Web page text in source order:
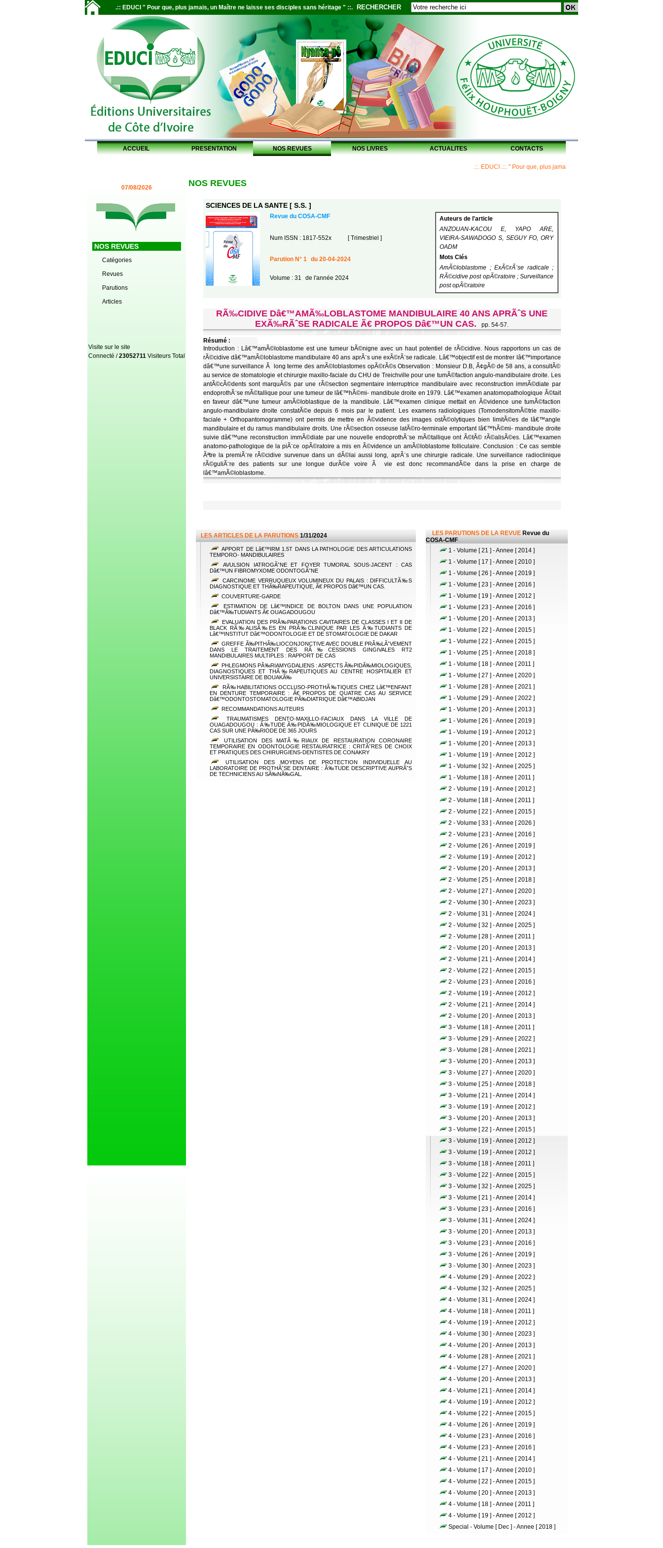
.:: EDUCI " Pour que, plus jamais, un Maître ne laisse ses disciples sans héritage " ::. RECHERCHER
ACCUEIL PRESENTATION NOS REVUES NOS LIVRES ACTUALITES CONTACTS
.::. EDUCI .::. " Pour que, plus jamais, un Maître ne laisse ses disciples
07/08/2026
NOS REVUES
Catégories
Revues
Parutions
Articles
Visite sur le site
Connecté /23052711 Visiteurs Total
NOS REVUES
SCIENCES DE LA SANTE [ S.S. ]
Revue du COSA-CMF
Auteurs de l'article
ANZOUAN-KACOU E, YAPO ARE,
VIEIRA-SAWADOGO S, SEGUY FO, ORY
OADM
Mots Clés
AmÃ©loblastome ; ExÃ©rÃ¨se radicale ;
RÃ©cidive post opÃ©ratoire ; Surveillance
post opÃ©ratoire
Num ISSN : 1817-552x [ Trimestriel ]
Parution N° 1 du 20-04-2024
Volume : 31 de l'année 2024
RÃ‰CIDIVE Dâ€™AMÃ‰LOBLASTOME MANDIBULAIRE 40 ANS APRÃˆS UNE
EXÃ‰RÃˆSE RADICALE Ã€ PROPOS Dâ€™UN CAS.
pp. 54-57.
Résumé :
Introduction : Lâ€™amÃ©loblastome est une tumeur bÃ©nigne avec un haut potentiel de rÃ©cidive. Nous rapportons un cas de
rÃ©cidive dâ€™amÃ©loblastome mandibulaire 40 ans aprÃ¨s une exÃ©rÃ¨se radicale. Lâ€™objectif est de montrer lâ€™importance
dâ€™une surveillance Ã long terme des amÃ©loblastomes opÃ©rÃ©s Observation : Monsieur D.B, Ã¢gÃ© de 58 ans, a consultÃ©
au service de stomatologie et chirurgie maxillo-faciale du CHU de Treichville pour une tumÃ©faction angulo-mandibulaire droite. Les
antÃ©cÃ©dents sont marquÃ©s par une rÃ©section segmentaire interruptrice mandibulaire avec reconstruction immÃ©diate par
endoprothÃ¨se mÃ©tallique pour une tumeur de lâ€™hÃ©mi- mandibule droite en 1979. Lâ€™examen anatomopathologique Ã©tait
en faveur dâ€™une tumeur amÃ©loblastique de la mandibule. Lâ€™examen clinique mettait en Ã©vidence une tumÃ©faction
angulo-mandibulaire droite constatÃ©e depuis 6 mois par le patient. Les examens radiologiques (TomodensitomÃ©trie maxillo-
faciale + Orthopantomogramme) ont permis de mettre en Ã©vidence des images ostÃ©olytiques bien limitÃ©es de lâ€™angle
mandibulaire et du ramus mandibulaire droits. Une rÃ©section osseuse latÃ©ro-terminale emportant lâ€™hÃ©mi- mandibule droite
suivie dâ€™une reconstruction immÃ©diate par une nouvelle endoprothÃ¨se mÃ©tallique ont Ã©tÃ© rÃ©alisÃ©es. Lâ€™examen
anatomo-pathologique de la piÃ¨ce opÃ©ratoire a mis en Ã©vidence un amÃ©loblastome folliculaire. Conclusion : Ce cas semble
Ãªtre la premiÃ¨re rÃ©cidive survenue dans un dÃ©lai aussi long, aprÃ¨s une chirurgie radicale. Une surveillance radioclinique
rÃ©guliÃ¨re des patients sur une longue durÃ©e voire Ã vie est donc recommandÃ©e dans la prise en charge de
lâ€™amÃ©loblastome.
LES ARTICLES DE LA PARUTIONS 1/31/2024
APPORT DE Lâ€™IRM 1.5T DANS LA PATHOLOGIE DES ARTICULATIONS
TEMPORO- MANDIBULAIRES
AVULSION IATROGÃˆNE ET FOYER TUMORAL SOUS-JACENT : CAS
Dâ€™UN FIBROMYXOME ODONTOGÃˆNE
CARCINOME VERRUQUEUX VOLUMINEUX DU PALAIS : DIFFICULTÃ‰S
DIAGNOSTIQUE ET THÃ‰RAPEUTIQUE, Ã€ PROPOS Dâ€™UN CAS.
COUVERTURE-GARDE
ESTIMATION DE Lâ€™INDICE DE BOLTON DANS UNE POPULATION
Dâ€™Ã‰TUDIANTS Ã€ OUAGADOUGOU
EVALUATION DES PRÃ‰PARATIONS CAVITAIRES DE CLASSES I ET II DE
BLACK RÃ‰ALISÃ‰ES EN PRÃ‰CLINIQUE PAR LES Ã‰TUDIANTS DE
Lâ€™INSTITUT Dâ€™ODONTOLOGIE ET DE STOMATOLOGIE DE DAKAR
GREFFE Ã‰PITHÃ‰LIOCONJONCTIVE AVEC DOUBLE PRÃ‰LÃˆVEMENT
DANS LE TRAITEMENT DES RÃ‰CESSIONS GINGIVALES RT2
MANDIBULAIRES MULTIPLES : RAPPORT DE CAS
PHLEGMONS PÃ‰RIAMYGDALIENS : ASPECTS Ã‰PIDÃ‰MIOLOGIQUES,
DIAGNOSTIQUES ET THÃ‰RAPEUTIQUES AU CENTRE HOSPITALIER ET
UNIVERSISTAIRE DE BOUAKÃ‰
RÃ‰HABILITATIONS OCCLUSO-PROTHÃ‰TIQUES CHEZ Lâ€™ENFANT
EN DENTURE TEMPORAIRE : Ã€ PROPOS DE QUATRE CAS AU SERVICE
Dâ€™ODONTOSTOMATOLOGIE PÃ‰DIATRIQUE Dâ€™ABIDJAN
RECOMMANDATIONS AUTEURS
TRAUMATISMES DENTO-MAXILLO-FACIAUX DANS LA VILLE DE
OUAGADOUGOU : Ã‰TUDE Ã‰PIDÃ‰MIOLOGIQUE ET CLINIQUE DE 1221
CAS SUR UNE PÃ‰RIODE DE 365 JOURS
UTILISATION DES MATÃ‰RIAUX DE RESTAURATION CORONAIRE
TEMPORAIRE EN ODONTOLOGIE RESTAURATRICE : CRITÃˆRES DE CHOIX
ET PRATIQUES DES CHIRURGIENS-DENTISTES DE CONAKRY
UTILISATION DES MOYENS DE PROTECTION INDIVIDUELLE AU
LABORATOIRE DE PROTHÃˆSE DENTAIRE : Ã‰TUDE DESCRIPTIVE AUPRÃˆS
DE TECHNICIENS AU SÃ‰NÃ‰GAL.
LES PARUTIONS DE LA REVUE Revue du
COSA-CMF
1 - Volume [ 21 ] - Annee [ 2014 ]
1 - Volume [ 17 ] - Annee [ 2010 ]
1 - Volume [ 26 ] - Annee [ 2019 ]
1 - Volume [ 23 ] - Annee [ 2016 ]
1 - Volume [ 19 ] - Annee [ 2012 ]
1 - Volume [ 23 ] - Annee [ 2016 ]
1 - Volume [ 20 ] - Annee [ 2013 ]
1 - Volume [ 22 ] - Annee [ 2015 ]
1 - Volume [ 22 ] - Annee [ 2015 ]
1 - Volume [ 25 ] - Annee [ 2018 ]
1 - Volume [ 18 ] - Annee [ 2011 ]
1 - Volume [ 27 ] - Annee [ 2020 ]
1 - Volume [ 28 ] - Annee [ 2021 ]
1 - Volume [ 29 ] - Annee [ 2022 ]
1 - Volume [ 20 ] - Annee [ 2013 ]
1 - Volume [ 26 ] - Annee [ 2019 ]
1 - Volume [ 19 ] - Annee [ 2012 ]
1 - Volume [ 20 ] - Annee [ 2013 ]
1 - Volume [ 19 ] - Annee [ 2012 ]
1 - Volume [ 32 ] - Annee [ 2025 ]
1 - Volume [ 18 ] - Annee [ 2011 ]
2 - Volume [ 19 ] - Annee [ 2012 ]
2 - Volume [ 18 ] - Annee [ 2011 ]
2 - Volume [ 22 ] - Annee [ 2015 ]
2 - Volume [ 33 ] - Annee [ 2026 ]
2 - Volume [ 23 ] - Annee [ 2016 ]
2 - Volume [ 26 ] - Annee [ 2019 ]
2 - Volume [ 19 ] - Annee [ 2012 ]
2 - Volume [ 20 ] - Annee [ 2013 ]
2 - Volume [ 25 ] - Annee [ 2018 ]
2 - Volume [ 27 ] - Annee [ 2020 ]
2 - Volume [ 30 ] - Annee [ 2023 ]
2 - Volume [ 31 ] - Annee [ 2024 ]
2 - Volume [ 32 ] - Annee [ 2025 ]
2 - Volume [ 28 ] - Annee [ 2011 ]
2 - Volume [ 20 ] - Annee [ 2013 ]
2 - Volume [ 21 ] - Annee [ 2014 ]
2 - Volume [ 22 ] - Annee [ 2015 ]
2 - Volume [ 23 ] - Annee [ 2016 ]
2 - Volume [ 19 ] - Annee [ 2012 ]
2 - Volume [ 21 ] - Annee [ 2014 ]
2 - Volume [ 20 ] - Annee [ 2013 ]
3 - Volume [ 18 ] - Annee [ 2011 ]
3 - Volume [ 29 ] - Annee [ 2022 ]
3 - Volume [ 28 ] - Annee [ 2021 ]
3 - Volume [ 20 ] - Annee [ 2013 ]
3 - Volume [ 27 ] - Annee [ 2020 ]
3 - Volume [ 25 ] - Annee [ 2018 ]
3 - Volume [ 21 ] - Annee [ 2014 ]
3 - Volume [ 19 ] - Annee [ 2012 ]
3 - Volume [ 20 ] - Annee [ 2013 ]
3 - Volume [ 22 ] - Annee [ 2015 ]
3 - Volume [ 19 ] - Annee [ 2012 ]
3 - Volume [ 19 ] - Annee [ 2012 ]
3 - Volume [ 18 ] - Annee [ 2011 ]
3 - Volume [ 22 ] - Annee [ 2015 ]
3 - Volume [ 32 ] - Annee [ 2025 ]
3 - Volume [ 21 ] - Annee [ 2014 ]
3 - Volume [ 23 ] - Annee [ 2016 ]
3 - Volume [ 31 ] - Annee [ 2024 ]
3 - Volume [ 20 ] - Annee [ 2013 ]
3 - Volume [ 23 ] - Annee [ 2016 ]
3 - Volume [ 26 ] - Annee [ 2019 ]
3 - Volume [ 30 ] - Annee [ 2023 ]
4 - Volume [ 29 ] - Annee [ 2022 ]
4 - Volume [ 32 ] - Annee [ 2025 ]
4 - Volume [ 31 ] - Annee [ 2024 ]
4 - Volume [ 18 ] - Annee [ 2011 ]
4 - Volume [ 19 ] - Annee [ 2012 ]
4 - Volume [ 30 ] - Annee [ 2023 ]
4 - Volume [ 20 ] - Annee [ 2013 ]
4 - Volume [ 28 ] - Annee [ 2021 ]
4 - Volume [ 27 ] - Annee [ 2020 ]
4 - Volume [ 20 ] - Annee [ 2013 ]
4 - Volume [ 21 ] - Annee [ 2014 ]
4 - Volume [ 19 ] - Annee [ 2012 ]
4 - Volume [ 22 ] - Annee [ 2015 ]
4 - Volume [ 26 ] - Annee [ 2019 ]
4 - Volume [ 23 ] - Annee [ 2016 ]
4 - Volume [ 23 ] - Annee [ 2016 ]
4 - Volume [ 21 ] - Annee [ 2014 ]
4 - Volume [ 17 ] - Annee [ 2010 ]
4 - Volume [ 22 ] - Annee [ 2015 ]
4 - Volume [ 20 ] - Annee [ 2013 ]
4 - Volume [ 18 ] - Annee [ 2011 ]
4 - Volume [ 19 ] - Annee [ 2012 ]
Special - Volume [ Dec ] - Annee [ 2018 ]